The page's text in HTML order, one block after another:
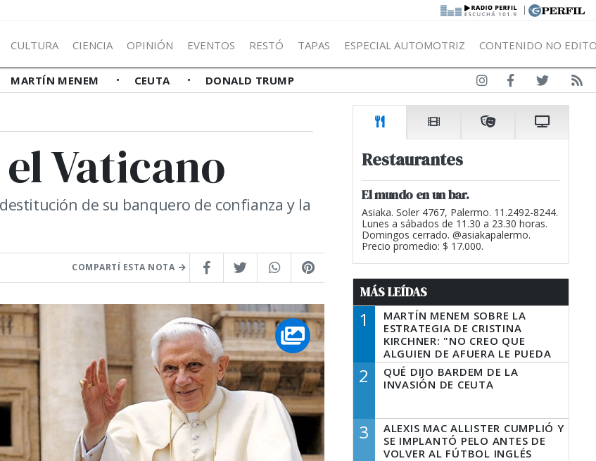
|
CULTURA CIENCIA OPINIÓN EVENTOS RESTÓ TAPAS ESPECIAL AUTOMOTRIZ CONTENIDO NO
MARTÍN MENEM CEUTA DONALD TRUMP
Vaticano
de su banquero de confianza y la
COMPARTÍ ESTA NOTA
Restaurantes
El mundo en un bar.
Asiaka. Soler 4767, Palermo. 11.2492-8244.
Lunes a sábados de 11.30 a 23.30 horas.
Domingos cerrado. @asiakapalermo.
Precio promedio: $ 17.000.
MÁS LEÍDAS
1
MARTÍN MENEM SOBRE LA
ESTRATEGIA DE CRISTINA
KIRCHNER: "NO CREO QUE
ALGUIEN DE AFUERA LE PUEDA
DECIR A LA JUSTICIA LO QUE
TIENE QUE HACER"
2
QUÉ DIJO BARDEM DE LA
INVASIÓN DE CEUTA
3
ALEXIS MAC ALLISTER CUMPLIÓ Y
SE IMPLANTÓ PELO ANTES DE
VOLVER AL FÚTBOL INGLÉS